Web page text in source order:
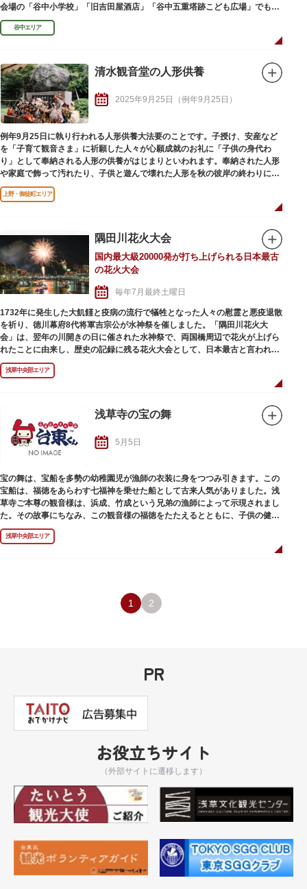
会場の「谷中小学校」「旧吉田屋酒店」「谷中五重塔跡こども広場」でも、
大道芸をはじめ、楽しいイベントを実施します。そのほか、谷中地区全体で
のスタンプラリーも開催。例年、家族連れや子どもたちで賑わっています。
谷中エリア
清水観音堂の人形供養
2025年9月25日（例年9月25日）
例年9月25日に執り行われる人形供養大法要のことです。子授け、安産など
を「子育て観音さま」に祈願した人々が心願成就のお礼に「子供の身代わ
り」として奉納される人形の供養がはじまりといわれます。奉納された人形
や家庭で飾って汚れたり、子供と遊んで壊れた人形を秋の彼岸の終わりに集
めて読経のうえ荼毘に付します。
上野・御徒町エリア
隅田川花火大会
国内最大級20000発が打ち上げられる日本最古
の花火大会
毎年7月最終土曜日
1732年に発生した大飢饉と疫病の流行で犠牲となった人々の慰霊と悪疫退散
を祈り、徳川幕府8代将軍吉宗公が水神祭を催しました。「隅田川花火大
会」は、翌年の川開きの日に催された水神祭で、両国橋周辺で花火が上げら
れたことに由来し、歴史の記録に残る花火大会として、日本最古と言われて
います。
当時は「両国の川開き」の名称で開催され、1961年を最後に、周辺の交通事
情の悪化等により中止となりました。その後、1978年に「隅田川花火大会」
から打ち上げられるようになりました。現在では毎年100万人近くの人出が
あり、令和5年（第46回）大会では過去最多103万人の観客者数を記録しま
した。
毎年7月最終土曜日に、桜橋から言問橋の間に設けられた第一会場、駒形橋
られ、第一会場では花火コンクールも開催されます。
浅草中央部エリア
浅草寺の宝の舞
5月5日
宝の舞は、宝船を多勢の幼稚園児が漁師の衣装に身をつつみ引きます。この
宝船は、福徳をあらわす七福神を乗せた船として古来人気がありました。浅
草寺ご本尊の観音様は、浜成、竹成という兄弟の漁師によって示現されまし
た。その故事にちなみ、この観音様の福徳をたたえるとともに、子供の健や
かな成長を祈って行われます。
浅草中央部エリア
1 2
PR
お役立ちサイト
（外部サイトに遷移します）